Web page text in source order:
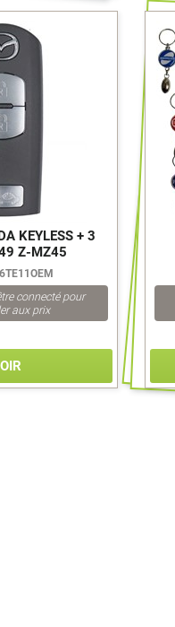
KEYLESS + 3
Z-MZ45
connecté pour
aux prix